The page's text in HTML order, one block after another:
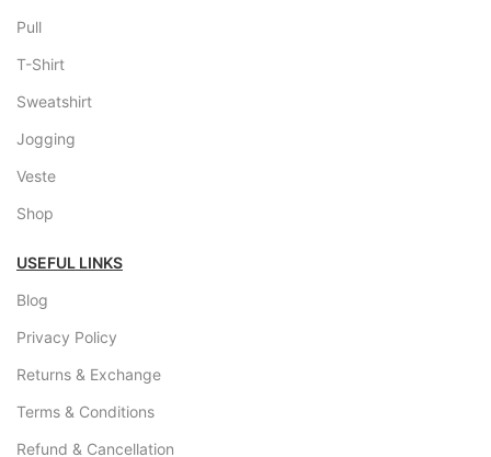
Pull
T-Shirt
Sweatshirt
Jogging
Veste
Shop
USEFUL LINKS
Blog
Privacy Policy
Returns & Exchange
Terms & Conditions
Refund & Cancellation